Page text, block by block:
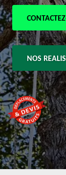
NOS